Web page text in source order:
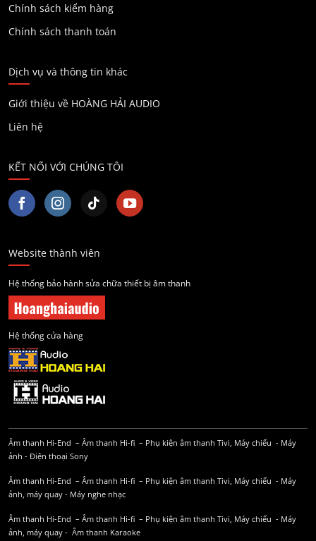
Chính sách kiểm hàng
Chính sách thanh toán
Dịch vụ và thông tin khác
Giới thiệu về HOÀNG HẢI AUDIO
Liên hệ
KẾT NỐI VỚI CHÚNG TÔI
Website thành viên
Hệ thống bảo hành sửa chữa thiết bị âm thanh
Hệ thống cửa hàng
Âm thanh Hi-End – Âm thanh Hi-fi – Phụ kiện âm thanh Tivi, Máy chiếu - Máy
ảnh - Điện thoại Sony
Âm thanh Hi-End – Âm thanh Hi-fi – Phụ kiện âm thanh Tivi, Máy chiếu - Máy
ảnh, máy quay - Máy nghe nhạc
Âm thanh Hi-End – Âm thanh Hi-fi – Phụ kiện âm thanh Tivi, Máy chiếu - Máy
ảnh, máy quay - Âm thanh Karaoke